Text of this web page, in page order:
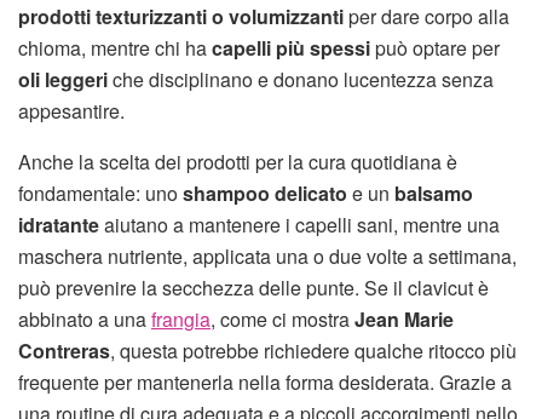
prodotti texturizzanti o volumizzantiper dare corpo alla
chioma, mentre chi hacapelli più spessipuò optare per
oli leggeriche disciplinano e donano lucentezza senza
appesantire.
Anche la scelta dei prodotti per la cura quotidiana è
fondamentale: unoshampoo delicato e un balsamo
idratanteaiutano a mantenere i capelli sani, mentre una
maschera nutriente, applicata una o due volte a settimana,
può prevenire la secchezza delle punte. Se il clavicut è
abbinato a unafrangia, come ci mostraJean Marie
Contreras, questa potrebbe richiedere qualche ritocco più
frequente per mantenerla nella forma desiderata. Grazie a
una routine di cura adeguata e a piccoli accorgimenti nello